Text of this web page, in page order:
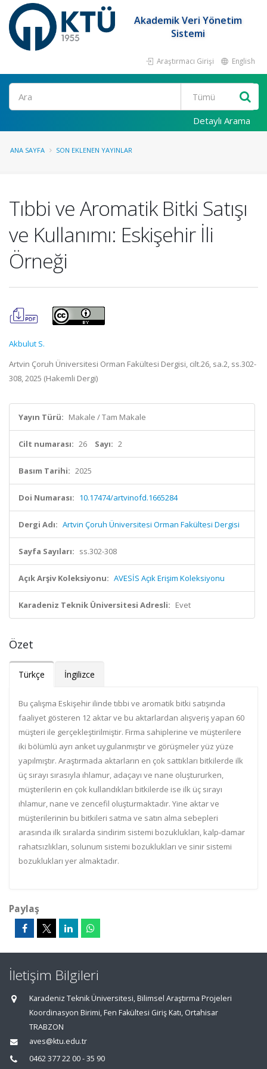
Akademik Veri Yönetim
Sistemi
Araştırmacı Girişi English
Ara
Detaylı Arama
ANA SAYFA SON EKLENEN YAYINLAR
Tıbbi ve Aromatik Bitki Satışı
ve Kullanımı: Eskişehir İli
Örneği
Akbulut S.
Artvin Çoruh Üniversitesi Orman Fakültesi Dergisi, cilt.26, sa.2, ss.302-
308, 2025 (Hakemli Dergi)
Yayın Türü: Makale / Tam Makale
Cilt numarası: 26 Sayı: 2
Basım Tarihi: 2025
Doi Numarası: 10.17474/artvinofd.1665284
Dergi Adı: Artvin Çoruh Üniversitesi Orman Fakültesi Dergisi
Sayfa Sayıları: ss.302-308
Açık Arşiv Koleksiyonu: AVESİS Açık Erişim Koleksiyonu
Karadeniz Teknik Üniversitesi Adresli: Evet
Özet
Türkçe İngilizce
Bu çalışma Eskişehir ilinde tıbbi ve aromatik bitki satışında
faaliyet gösteren 12 aktar ve bu aktarlardan alışveriş yapan 60
müşteri ile gerçekleştirilmiştir. Firma sahiplerine ve müşterilere
iki bölümlü ayrı anket uygulanmıştır ve görüşmeler yüz yüze
yapılmıştır. Araştırmada aktarların en çok sattıkları bitkilerde ilk
üç sırayı sırasıyla ıhlamur, adaçayı ve nane oluştururken,
müşterilerin en çok kullandıkları bitkilerde ise ilk üç sırayı
ıhlamur, nane ve zencefil oluşturmaktadır. Yine aktar ve
müşterilerinin bu bitkileri satma ve satın alma sebepleri
arasında ilk sıralarda sindirim sistemi bozuklukları, kalp-damar
rahatsızlıkları, solunum sistemi bozuklukları ve sinir sistemi
bozuklukları yer almaktadır.
Paylaş
İletişim Bilgileri
Karadeniz Teknik Üniversitesi, Bilimsel Araştırma Projeleri
Koordinasyon Birimi, Fen Fakültesi Giriş Katı, Ortahisar
TRABZON
aves@ktu.edu.tr
0462 377 22 00 - 35 90